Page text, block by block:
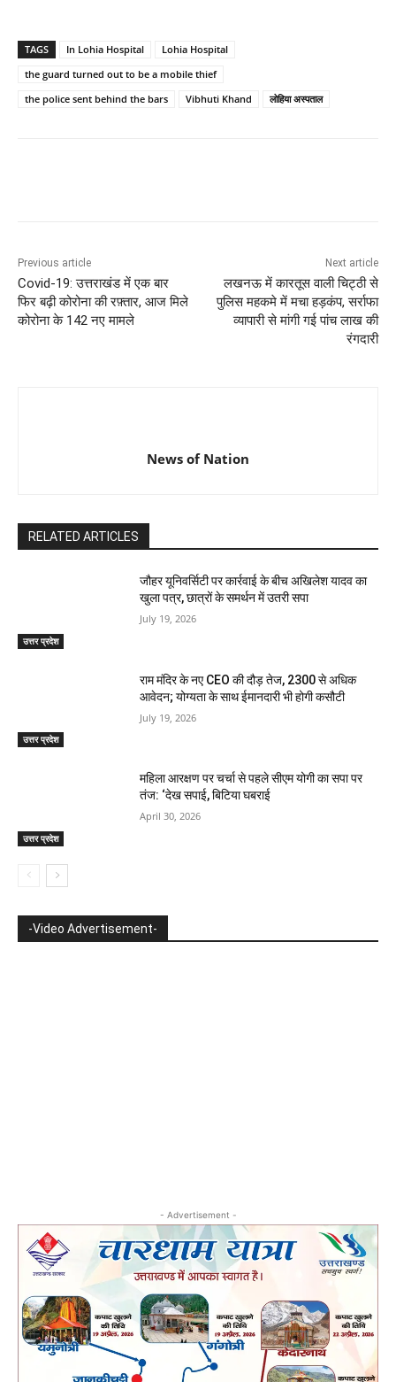
TAGS In Lohia Hospital
Lohia Hospital
the guard turned out to be a mobile thief
the police sent behind the bars
Vibhuti Khand लोहिया अस्पताल
Previous article
Covid-19: उत्तराखंड में एक बार
फिर बढ़ी कोरोना की रफ़्तार, आज मिले
कोरोना के 142 नए मामले
Next article
लखनऊ में कारतूस वाली चिट्ठी से
पुलिस महकमे में मचा हड़कंप, सर्राफा
व्यापारी से मांगी गई पांच लाख की
रंगदारी
News of Nation
RELATED ARTICLES
उत्तर प्रदेश
जौहर यूनिवर्सिटी पर कार्रवाई के बीच अखिलेश यादव का
खुला पत्र, छात्रों के समर्थन में उतरी सपा
July 19, 2026
उत्तर प्रदेश
राम मंदिर के नए CEO की दौड़ तेज, 2300 से अधिक
आवेदन; योग्यता के साथ ईमानदारी भी होगी कसौटी
July 19, 2026
उत्तर प्रदेश
महिला आरक्षण पर चर्चा से पहले सीएम योगी का सपा पर
तंज: ‘देख सपाई, बिटिया घबराई
April 30, 2026
-Video Advertisement-
- Advertisement -